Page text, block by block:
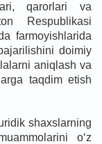
qarorlari va
Respublikasi
farmoyishlarida
doimiy
aniqlash va
taqdim etish
shaxslarning
o‘z